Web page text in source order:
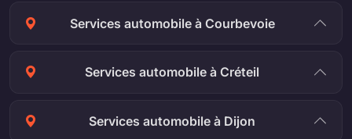
Services automobile à Courbevoie
Services automobile à Créteil
Services automobile à Dijon